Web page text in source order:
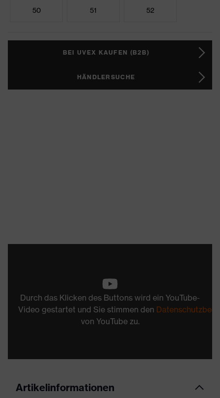
50 51 52
BEI UVEX KAUFEN (B2B)
HÄNDLERSUCHE
Durch das Klicken des Buttons wird ein YouTube-
Video gestartet und Sie stimmen den
von YouTube zu.
Artikelinformationen